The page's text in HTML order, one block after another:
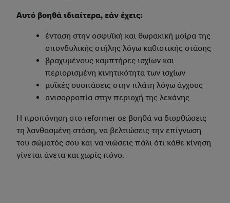
Αυτό βοηθά ιδιαίτερα, εάν έχεις:
ένταση στην οσφυϊκή και θωρακική μοίρα της
σπονδυλικής στήλης λόγω καθιστικής στάσης
βραχυμένους καμπτήρες ισχίων και
περιορισμένη κινητικότητα των ισχίων
μυϊκές συσπάσεις στην πλάτη λόγω άγχους
ανισορροπία στην περιοχή της λεκάνης
Η προπόνηση στο reformer σε βοηθά να διορθώσεις
τη λανθασμένη στάση, να βελτιώσεις την επίγνωση
του σώματός σου και να νιώσεις πάλι ότι κάθε κίνηση
γίνεται άνετα και χωρίς πόνο.